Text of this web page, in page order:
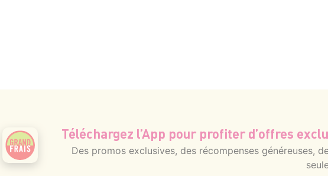
Téléchargez l’App pour profiter d’offres
Des promos exclusives, des récompenses généreuses,